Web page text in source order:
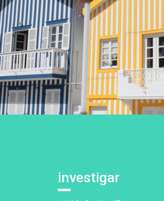
investigar